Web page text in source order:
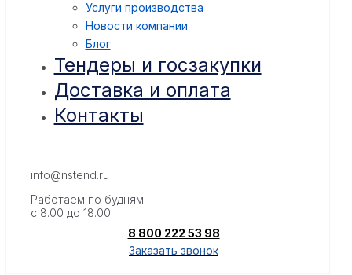
Услуги производства
Новости компании
Блог
Тендеры и госзакупки
Доставка и оплата
Контакты
info@nstend.ru
Работаем по будням
с 8.00 до 18.00
8 800 222 53 98
Заказать звонок